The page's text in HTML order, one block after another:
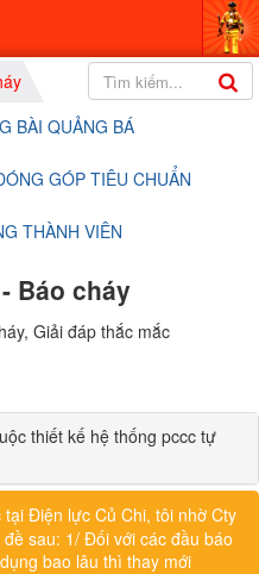
BÀI QUẢNG BÁ
GÓP TIÊU CHUẨN
THÀNH VIÊN
Báo cháy
Giải đáp thắc mắc
thiết kế hệ thống pccc tự
Điện lực Củ Chi, tôi nhờ Cty
sau: 1/ Đối với các đầu báo
bao lâu thì thay mới